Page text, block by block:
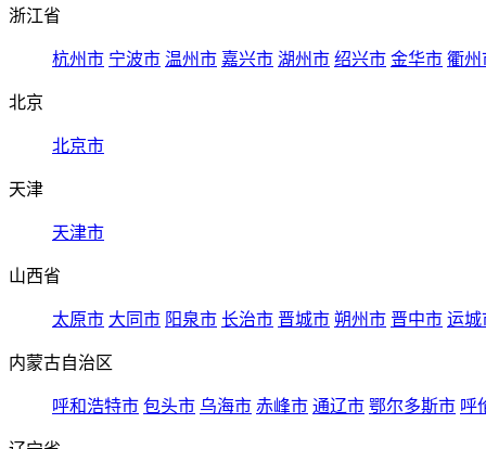
浙江省
杭州市 宁波市 温州市 嘉兴市 湖州市 绍兴市 金华市 衢州
北京
北京市
天津
天津市
山西省
太原市 大同市 阳泉市 长治市 晋城市 朔州市 晋中市 运城
内蒙古自治区
呼和浩特市 包头市 乌海市 赤峰市 通辽市 鄂尔多斯市 呼